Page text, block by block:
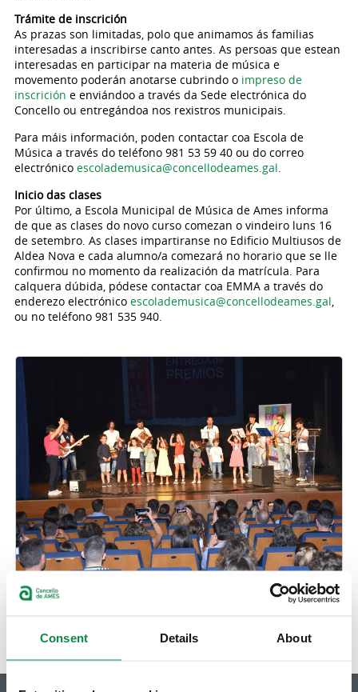
Consent Details About
Trámite de inscrición
As prazas son limitadas, polo que animamos ás familias
interesadas a inscribirse canto antes. As persoas que estean
interesadas en participar na materia de música e
movemento poderán anotarse cubrindo o impreso de
inscrición e enviándoo a través da Sede electrónica do
Concello ou entregándoa nos rexistros municipais.
Para máis información, poden contactar coa Escola de
Música a través do teléfono 981 53 59 40 ou do correo
electrónico escolademusica@concellodeames.gal.
Inicio das clases
Por último, a Escola Municipal de Música de Ames informa
de que as clases do novo curso comezan o vindeiro luns 16
de setembro. As clases impartiranse no Edificio Multiusos de
Aldea Nova e cada alumno/a comezará no horario que se lle
confirmou no momento da realización da matrícula. Para
calquera dúbida, pódese contactar coa EMMA a través do
enderezo electrónico escolademusica@concellodeames.gal,
ou no teléfono 981 535 940.
Descargas:
Impreso de inscrición da Escola Municipal de Música